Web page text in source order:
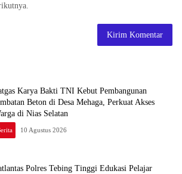
Karya Bakti TNI Kebut Pembangunan
Beton di Desa Mehaga, Perkuat Akses
di Nias Selatan
10 Agustus 2026
Polres Tebing Tinggi Edukasi Pelajar